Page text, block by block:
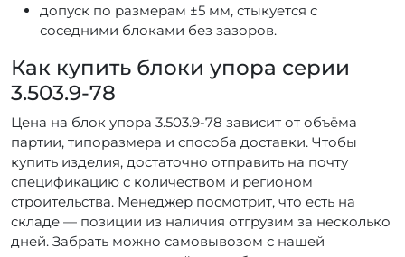
допуск по размерам ±5 мм, стыкуется с
соседними блоками без зазоров.
Как купить блоки упора серии
3.503.9-78
Цена на блок упора 3.503.9-78 зависит от объёма
партии, типоразмера и способа доставки. Чтобы
купить изделия, достаточно отправить на почту
спецификацию с количеством и регионом
строительства. Менеджер посмотрит, что есть на
складе — позиции из наличия отгрузим за несколько
дней. Забрать можно самовывозом с нашей